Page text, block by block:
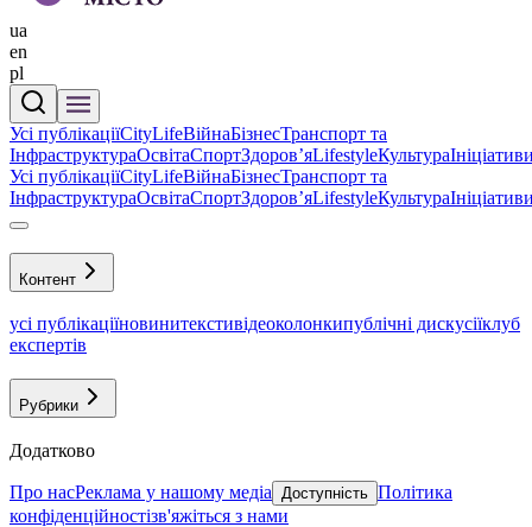
ua
en
pl
Усі публікаціїCityLifeВійнаБізнесТранспорт та
ІнфраструктураОсвітаСпортЗдоровʼяLifestyleКультура
Усі публікаціїCityLifeВійнаБізнесТранспорт та
ІнфраструктураОсвітаСпортЗдоровʼяLifestyleКультура
Контент
усі публікаціїновинитекстивідеоколонкипублічні дискусіїклуб
експертів
Рубрики
Додатково
Про насРеклама у нашому медіа Доступність Політика
конфіденційностізв'яжіться з нами